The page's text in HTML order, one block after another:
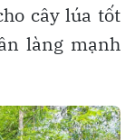
cây lúa tốt
làng mạnh